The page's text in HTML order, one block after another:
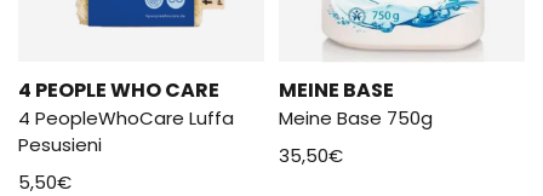
4 PEOPLE WHO CARE
4 PeopleWhoCare Luffa
Pesusieni
5,50€
MEINE BASE
Meine Base 750g
35,50€